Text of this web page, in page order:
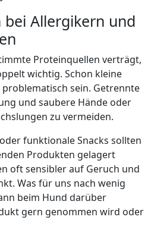
Allergikern und
Proteinquellen verträgt,
wichtig. Schon kleine
sein. Getrennte
und saubere Hände oder
zu vermeiden.
funktionale Snacks sollten
Produkten gelagert
oft sensibler auf Geruch und
Was für uns nach wenig
beim Hund darüber
gern genommen wird oder